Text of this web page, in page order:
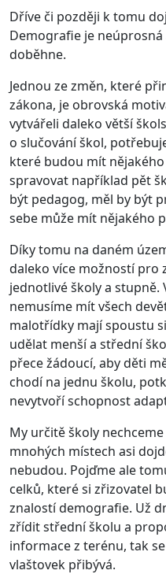
Dříve či později k tomu
Demografie je
doběhne.
Jednou ze změn, které
zákona, je obrovská
vytvářeli daleko větší
o slučování škol,
které budou mít
spravovat například pět
být pedagog, měl by být
sebe může mít nějakého
Díky tomu na daném
daleko více možností pro
jednotlivé školy a stupně.
nemusíme mít všech
malotřídky mají spoustu
udělat menší a střední
přece žádoucí, aby děti
chodí na jednu školu,
nevytvoří schopnost
My určitě školy
mnohých místech asi
nebudou. Pojďme ale
celků, které si zřizovatel
znalostí demografie. Už
zřídit střední školu a
informace z terénu, tak
vlaštovek přibývá.